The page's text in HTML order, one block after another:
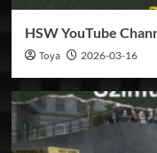
HSW YouTube
Toya 2026-03-16